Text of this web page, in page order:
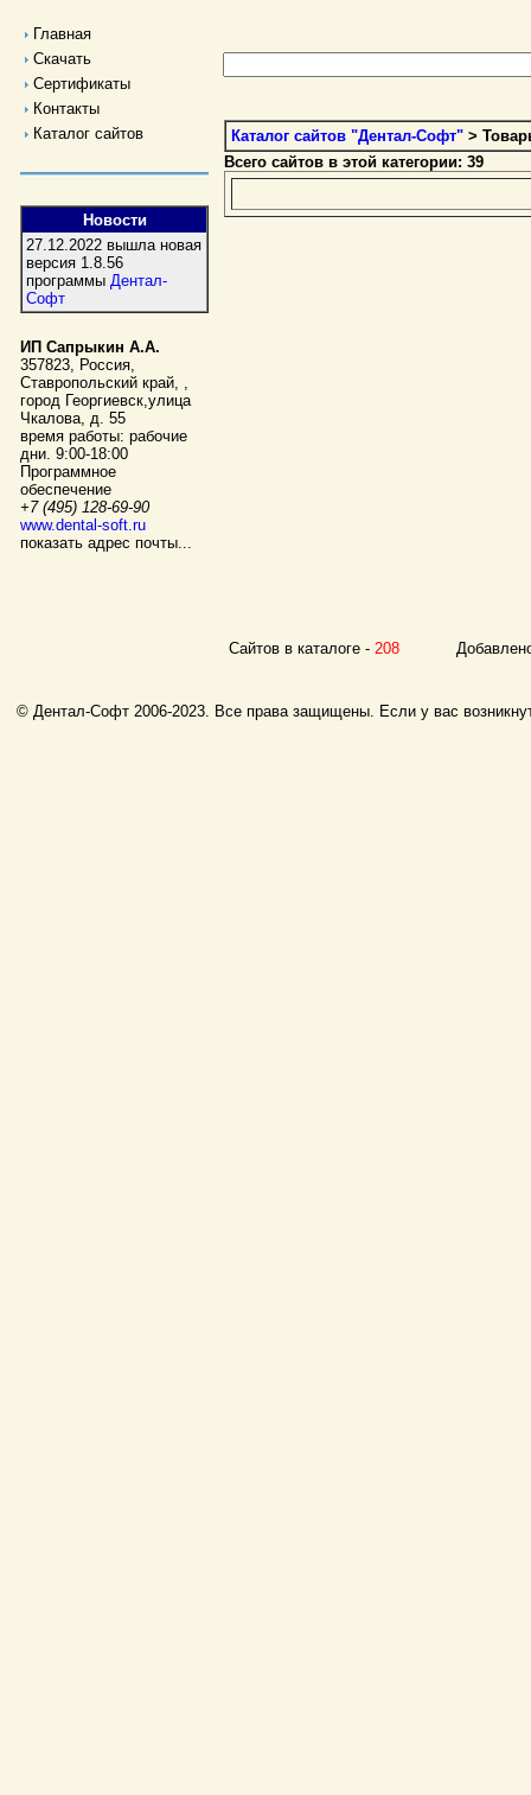
Главная
Скачать
Сертификаты
Контакты
Каталог сайтов
Новости
27.12.2022 вышла новая
версия 1.8.56
программы Дентал-
Софт
ИП Сапрыкин А.А.
357823, Россия,
Ставропольский край, ,
город Георгиевск,улица
Чкалова, д. 55
время работы: рабочие
дни. 9:00-18:00
Программное
обеспечение
+7 (495) 128-69-90
www.dental-soft.ru
показать адрес почты...
Каталог сайтов "Дентал-Софт" >
Всего сайтов в этой категории: 39
Сайтов в каталоге - 208 Добавлено
© Дентал-Софт 2006-2023. Все права защищены. Если у вас